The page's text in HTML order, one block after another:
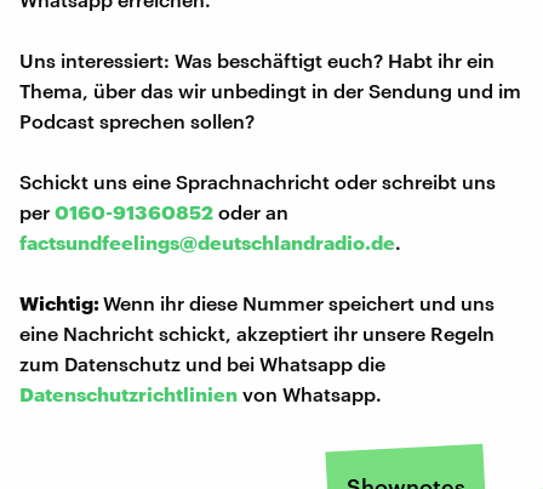
Uns interessiert: Was beschäftigt euch? Habt ihr ein
Thema, über das wir unbedingt in der Sendung und im
Podcast sprechen sollen?
Schickt uns eine Sprachnachricht oder schreibt uns
per 0160-91360852 oder an
factsundfeelings@deutschlandradio.de.
Wichtig:Wenn ihr diese Nummer speichert und uns
eine Nachricht schickt, akzeptiert ihr unsere Regeln
zum Datenschutz und bei Whatsapp die
Datenschutzrichtlinien von Whatsapp.